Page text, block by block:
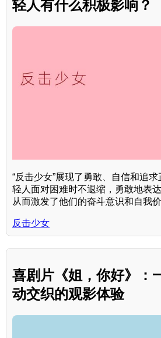
轻人有什么积极影响？
“反击少女”展现了勇敢、自信和追
轻人面对困难时不退缩，勇敢地表
从而激发了他们的奋斗意识和自我价
反击少女
喜剧片《姐，你好》：
动交织的观影体验